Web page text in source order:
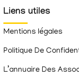
Liens utiles
Mentions légales
Politique De
L’annuaire Des